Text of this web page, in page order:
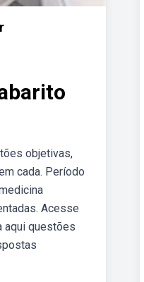
objetivas,
cada. Período
Acesse
aqui questões